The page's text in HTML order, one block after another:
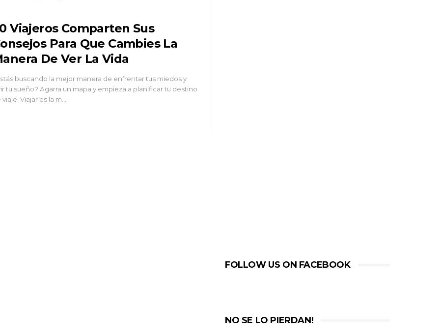
Viajeros Comparten Sus
Para Que Cambies La
De Ver La Vida
buscando la mejor manera de enfrentar tus miedos y
tu sueño? Agarra un mapa y empieza a planificar tu destino
viaje. Viajar es la m…
FOLLOW US ON FACEBOOK
NO SE LO PIERDAN!